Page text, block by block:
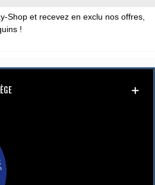
Shop et recevez en exclu nos offres,
!